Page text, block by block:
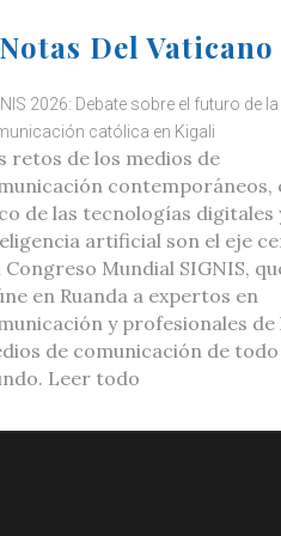
Notas Del Vaticano
2026: Debate sobre el futuro de la
católica en Kigali
retos de los medios de
contemporáneos,
de las tecnologías digitales
artificial son el eje
Congreso Mundial SIGNIS,
en Ruanda a expertos en
y profesionales de
de comunicación de todo
Leer todo